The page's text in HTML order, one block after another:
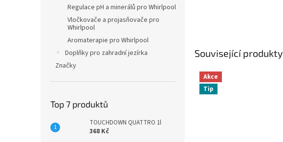
Regulace pH a minerálů pro Whirlpool
Vločkovače a projasňovače pro
Whirlpool
Aromaterapie pro Whirlpool
Doplňky pro zahradní jezírka
Značky
Top 7 produktů
TOUCHDOWN QUATTRO 1l
368 Kč
Související produkty
Akce
Tip